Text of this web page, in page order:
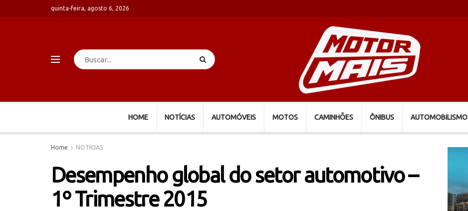
quinta-feira, agosto 6, 2026
HOME NOTÍCIAS AUTOMÓVEIS MOTOS CAMINHÕES ÔNIBUS AUTOMOBILISMO
Home NOTÍCIAS
Desempenho global do setor automotivo –
1º Trimestre 2015